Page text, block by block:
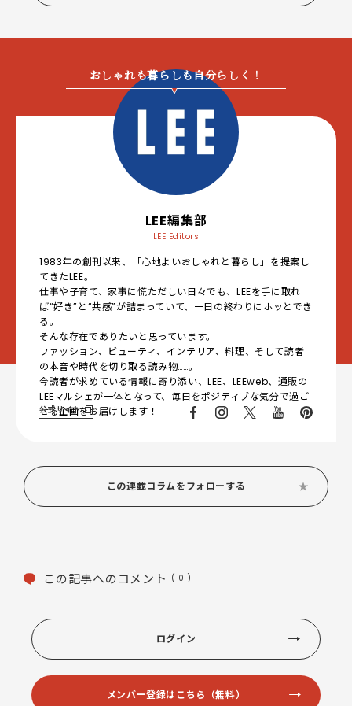
おしゃれも暮らしも自分らしく！
LEE編集部
LEE Editors
1983年の創刊以来、「心地よいおしゃれと暮らし」を提案し
てきたLEE。
仕事や子育て、家事に慌ただしい日々でも、LEEを手に取れ
ば“好き”と“共感”が詰まっていて、一日の終わりにホッとでき
る。
そんな存在でありたいと思っています。
ファッション、ビューティ、インテリア、料理、そして読者
の本音や時代を切り取る読み物……。
今読者が求めている情報に寄り添い、LEE、LEEweb、通販の
LEEマルシェが一体となって、毎日をポジティブな気分で過ご
せる企画をお届けします！
公式サイト
この連載コラムをフォローする
この記事へのコメント ( 0 )
ログイン
メンバー登録はこちら（無料）